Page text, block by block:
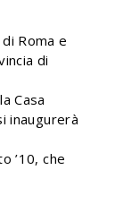
Roma e
di
Casa
inaugurerà
’10, che